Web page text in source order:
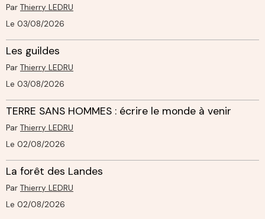
Par Thierry LEDRU
Le 03/08/2026
Les guildes
Par Thierry LEDRU
Le 03/08/2026
TERRE SANS HOMMES : écrire le monde à venir
Par Thierry LEDRU
Le 02/08/2026
La forêt des Landes
Par Thierry LEDRU
Le 02/08/2026